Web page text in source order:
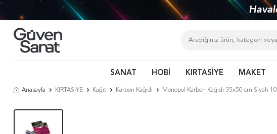
SANAT HOBİ KIRTASİYE MAKET
Anasayfa KIRTASİYE Kağıt Karbon Kağıdı Monopol Karbon Kağıdı 35x50 cm Siyah